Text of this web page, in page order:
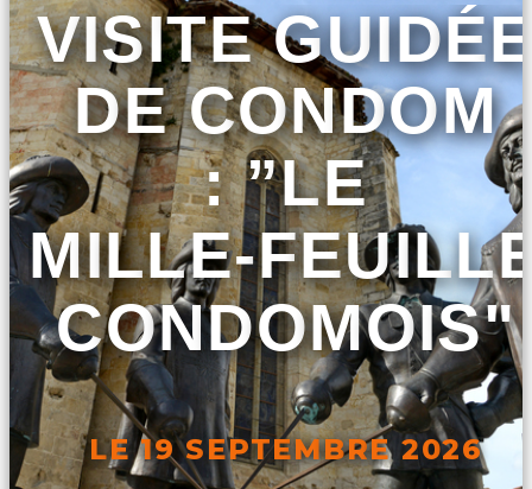
VISITE
DE CONDOM
: ”LE
MILLE-
CONDOMOIS"
LE 19 SEPTEMBRE 2026